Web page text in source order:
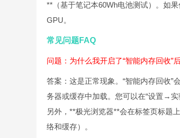
**（基于笔记本60Wh电池测试）。如
GPU。
常见问题FAQ
问题：为什么我开启了“智能内存回收”
答案：这是正常现象。“智能内存回收
务器或缓存中加载。您可以在“设置→实
另外，**极光浏览器**会在标签页标题
络和缓存）。